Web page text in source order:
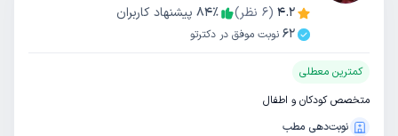
4.2
(
6 نظر) 84٪
پیشنهاد کاربران
62 نوبت موفق در دکترتو
کمترین معطلی
متخصص کودکان و اطفال
نوبت‌دهی مطب